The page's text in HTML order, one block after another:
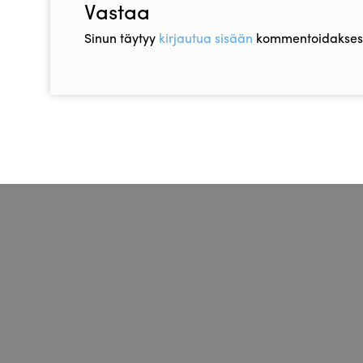
Vastaa
Sinun täytyy kirjautua sisään